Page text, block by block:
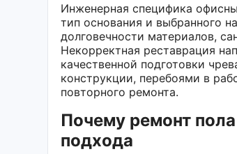
Инженерная специфика
тип основания и выбранного
долговечности материалов,
Некорректная реставрация
качественной подготовки
конструкции, перебоями в
повторного ремонта.
Почему ремонт
подхода